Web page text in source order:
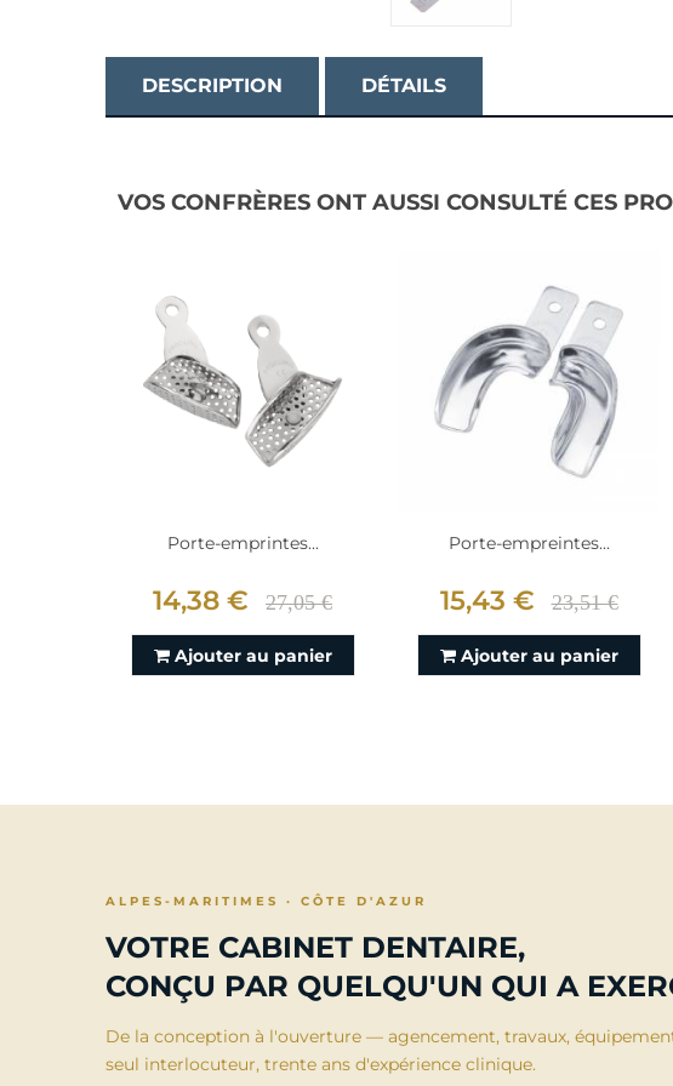
DESCRIPTION DÉTAILS
VOS CONFRÈRES ONT AUSSI CONSULTÉ CES
Porte-emprintes...
14,38 € 27,05 €
Ajouter au panier
Porte-empreintes...
15,43 € 23,51 €
Ajouter au panier
ALPES-MARITIMES · CÔTE D'AZUR
VOTRE CABINET DENTAIRE,
CONÇU PAR QUELQU'UN QUI A
De la conception à l'ouverture — agencement, travaux,
seul interlocuteur, trente ans d'expérience clinique.